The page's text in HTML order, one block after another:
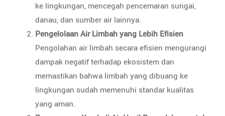
ke lingkungan, mencegah pencemaran sungai,
danau, dan sumber air lainnya.
Pengelolaan Air Limbah yang Lebih Efisien
Pengolahan air limbah secara efisien mengurangi
dampak negatif terhadap ekosistem dan
memastikan bahwa limbah yang dibuang ke
lingkungan sudah memenuhi standar kualitas
yang aman.